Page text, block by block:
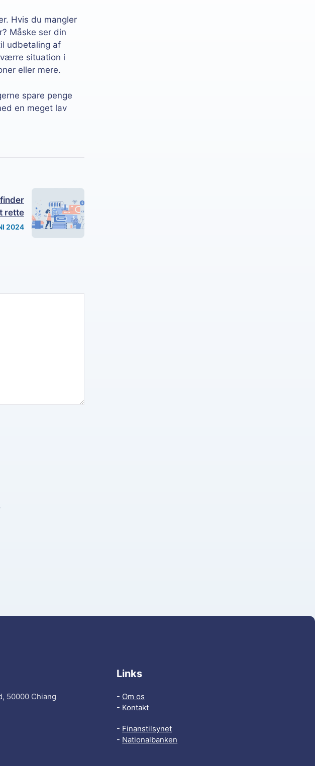
Hvis du mangler
Måske ser din
udbetaling af
situation i
eller mere.
spare penge
en meget lav
rette
2024
50000 Chiang
Links
- Om os
- Kontakt
- Finanstilsynet
- Nationalbanken